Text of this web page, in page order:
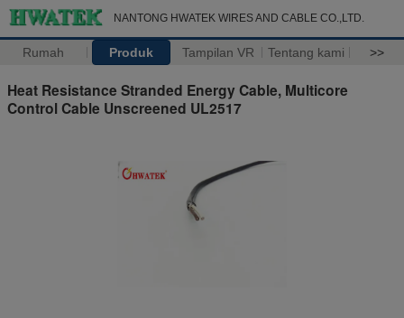
NANTONG HWATEK WIRES AND CABLE CO.,LTD.
Rumah Produk Tampilan VR Tentang kami >>
Heat Resistance Stranded Energy Cable, Multicore
Control Cable Unscreened UL2517